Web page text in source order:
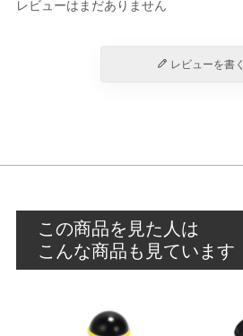
レビューはまだありません
レビューを書く
この商品を見た人は
こんな商品も見ています